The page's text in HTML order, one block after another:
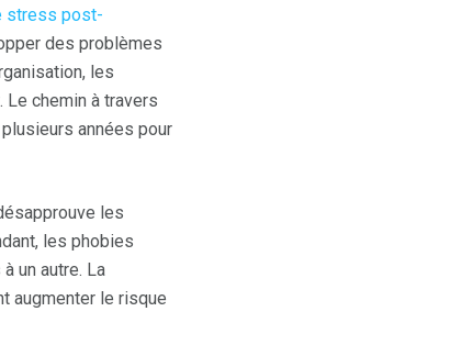
stress post-
des problèmes
les
chemin à travers
années pour
les
les phobies
un autre. La
augmenter le risque